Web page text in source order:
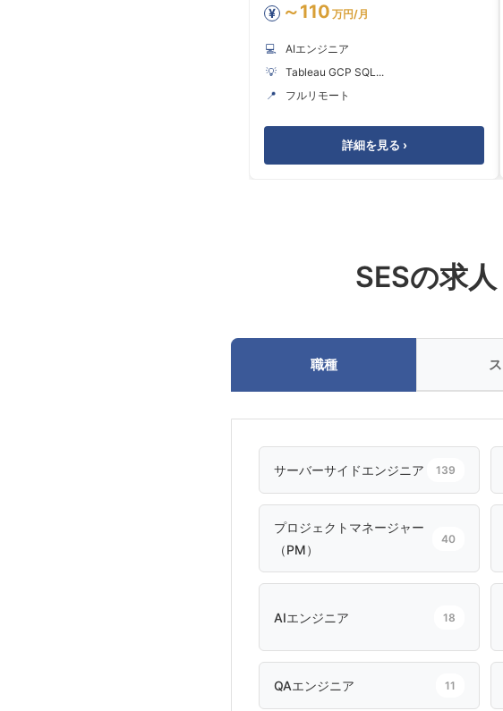
¥ ～110 万円/月
💻
AIエンジニア
💡
Tableau GCP SQL...
📍
フルリモート
詳細を見る ›
SESの求
職種
サーバーサイドエンジニア 139
プロジェクトマネージャー
（PM）
40
AIエンジニア 18
QAエンジニア 11